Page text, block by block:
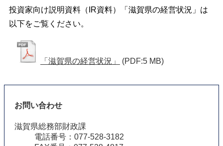
投資家向け説明資料（IR資料）「滋賀県の経営状況」は
以下をご覧ください。
「滋賀県の経営状況」 (PDF:5 MB)
お問い合わせ
滋賀県総務部財政課
電話番号：077-528-3182